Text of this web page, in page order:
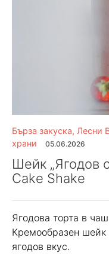
Бърза закуска, Лесни
храни
05.06.2026
Шейк „Ягодов
Cake Shake
Ягодова торта в
Кремообразен шейк
ягодов вкус.